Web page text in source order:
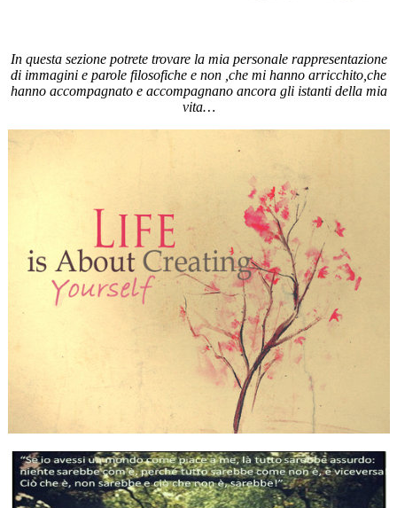
In questa sezione potrete trovare la mia personale rappresentazione
di immagini e parole filosofiche e non ,che mi hanno arricchito,che
hanno accompagnato e accompagnano ancora gli istanti della mia
vita…